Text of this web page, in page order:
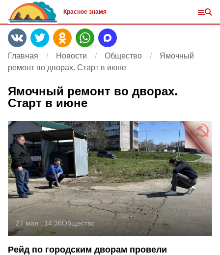
Красное знамя
Главная Новости Общество
Ямочный
ремонт во дворах. Старт в июне
Ямочный ремонт во дворах.
Старт в июне
27 мая , 14:38Общество
Рейд по городским дворам провели